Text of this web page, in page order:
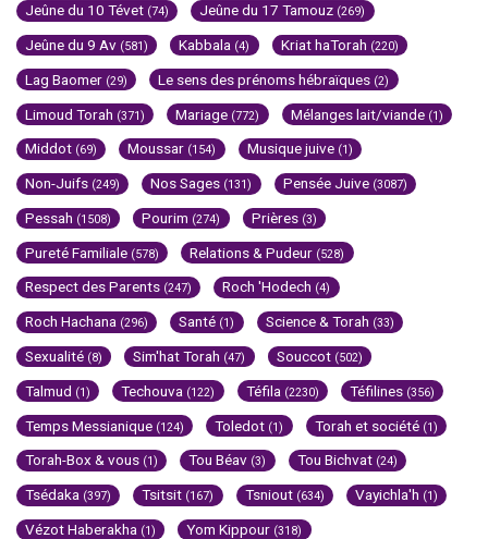
Jeûne du 10 Tévet (74) Jeûne du 17 Tamouz (269)
Jeûne du 9 Av (581) Kabbala (4) Kriat haTorah (220)
Lag Baomer (29) Le sens des prénoms hébraïques (2)
Limoud Torah (371) Mariage (772) Mélanges lait/viande (1)
Middot (69) Moussar (154) Musique juive (1)
Non-Juifs (249) Nos Sages (131) Pensée Juive (3087)
Pessah (1508) Pourim (274) Prières (3)
Pureté Familiale (578) Relations & Pudeur (528)
Respect des Parents (247) Roch 'Hodech (4)
Roch Hachana (296) Santé (1) Science & Torah (33)
Sexualité (8) Sim'hat Torah (47) Souccot (502)
Talmud (1) Techouva (122) Téfila (2230) Téfilines (356)
Temps Messianique (124) Toledot (1) Torah et société (1)
Torah-Box & vous (1) Tou Béav (3) Tou Bichvat (24)
Tsédaka (397) Tsitsit (167) Tsniout (634) Vayichla'h (1)
Vézot Haberakha (1) Yom Kippour (318)